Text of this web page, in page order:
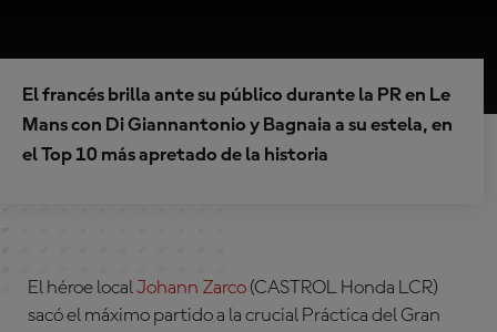
El francés brilla ante su público durante la PR en Le
Mans con Di Giannantonio y Bagnaia a su estela, en
el Top 10 más apretado de la historia
El héroe localJohann Zarco (CASTROL Honda LCR)
sacó el máximo partido a la crucial Práctica del Gran